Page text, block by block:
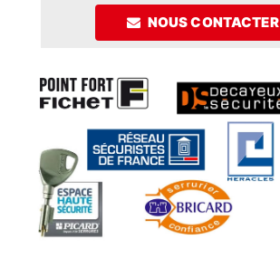
NOUS CONTACTER